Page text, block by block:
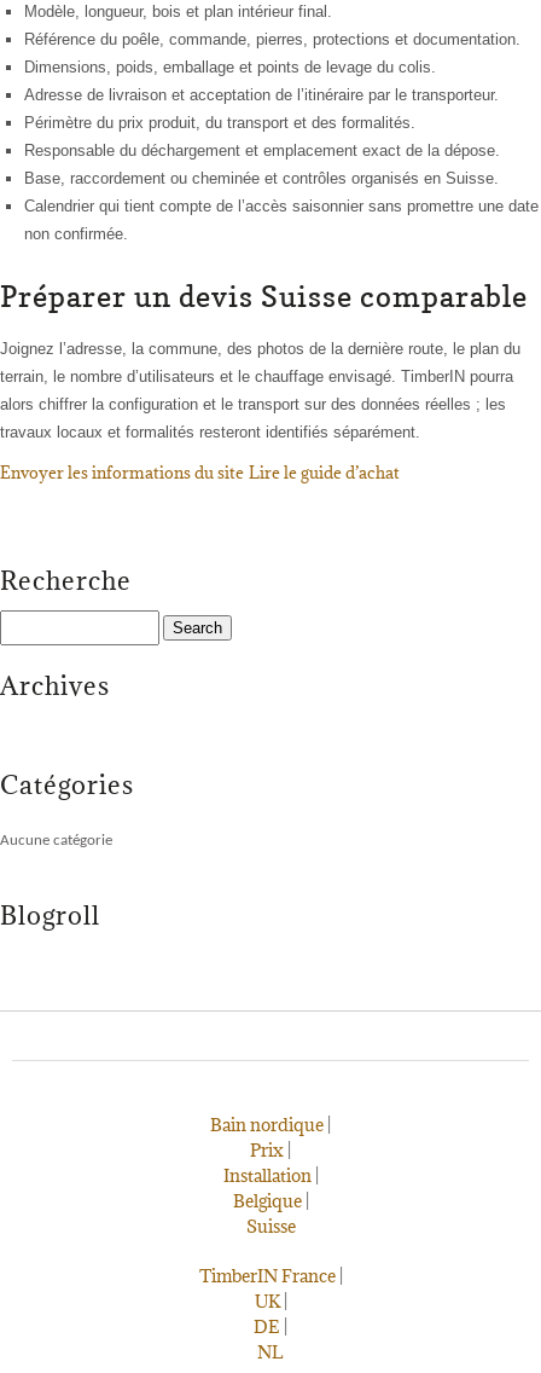
Modèle, longueur, bois et plan intérieur final.
Référence du poêle, commande, pierres, protections et documentation.
Dimensions, poids, emballage et points de levage du colis.
Adresse de livraison et acceptation de l’itinéraire par le transporteur.
Périmètre du prix produit, du transport et des formalités.
Responsable du déchargement et emplacement exact de la dépose.
Base, raccordement ou cheminée et contrôles organisés en Suisse.
Calendrier qui tient compte de l’accès saisonnier sans promettre une date
non confirmée.
Préparer un devis Suisse comparable
Joignez l’adresse, la commune, des photos de la dernière route, le plan du
terrain, le nombre d’utilisateurs et le chauffage envisagé. TimberIN pourra
alors chiffrer la configuration et le transport sur des données réelles ; les
travaux locaux et formalités resteront identifiés séparément.
Envoyer les informations du site Lire le guide d’achat
Recherche
for:
Archives
Catégories
Aucune catégorie
Blogroll
Bain nordique
Prix
Installation
Belgique|
Suisse
TimberIN France|
UK|
DE
NL